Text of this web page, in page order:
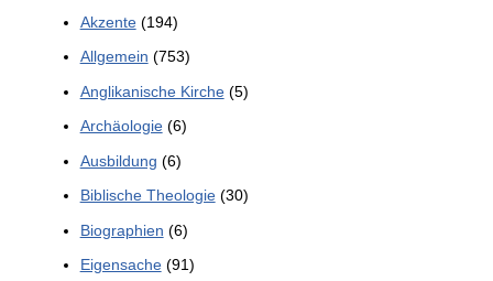
Akzente(194)
Allgemein (753)
Anglikanische Kirche(5)
Archäologie(6)
Ausbildung (6)
Biblische Theologie(30)
Biographien (6)
Eigensache(91)